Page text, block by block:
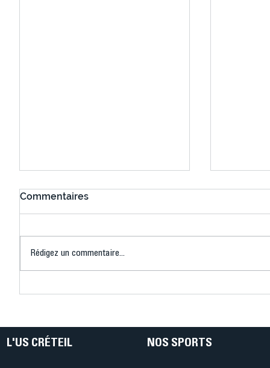
Ping ? Quand le tennis de
termine
Commentaires
Rédigez un commentaire...
L'US CRÉTEIL NOS SPORTS